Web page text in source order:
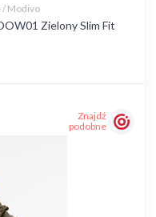
/ Modivo
Zielony Slim Fit
Znajdź
podobne